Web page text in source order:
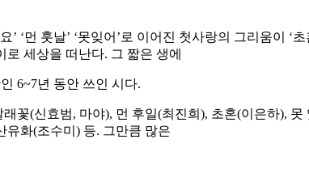
’ ‘먼 훗날’ ‘못잊어’로 이어진 첫사랑의 그리움
세상을 떠난다. 그 짧은 생에
6~7년 동안 쓰인 시다.
꽃(신효범, 마야), 먼 후일(최진희), 초혼(이은하),
유화(조수미) 등. 그만큼 많은